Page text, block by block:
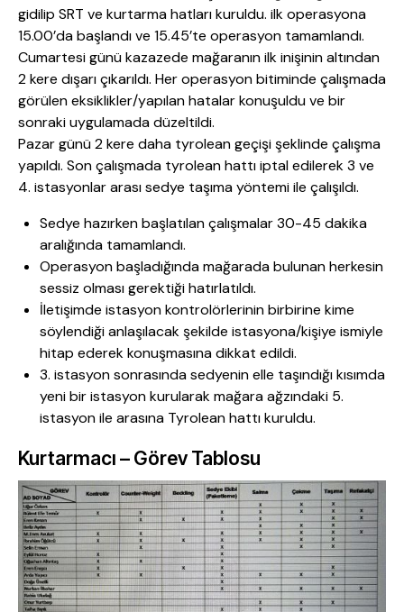
gidilip SRT ve kurtarma hatları kuruldu. ilk operasyona
15.00’da başlandı ve 15.45’te operasyon tamamlandı.
Cumartesi günü kazazede mağaranın ilk inişinin altından
2 kere dışarı çıkarıldı. Her operasyon bitiminde çalışmada
görülen eksiklikler/yapılan hatalar konuşuldu ve bir
sonraki uygulamada düzeltildi.
Pazar günü 2 kere daha tyrolean geçişi şeklinde çalışma
yapıldı. Son çalışmada tyrolean hattı iptal edilerek 3 ve
4. istasyonlar arası sedye taşıma yöntemi ile çalışıldı.
Sedye hazırken başlatılan çalışmalar 30-45 dakika
aralığında tamamlandı.
Operasyon başladığında mağarada bulunan herkesin
sessiz olması gerektiği hatırlatıldı.
İletişimde istasyon kontrolörlerinin birbirine kime
söylendiği anlaşılacak şekilde istasyona/kişiye ismiyle
hitap ederek konuşmasına dikkat edildi.
3. istasyon sonrasında sedyenin elle taşındığı kısımda
yeni bir istasyon kurularak mağara ağzındaki 5.
istasyon ile arasına Tyrolean hattı kuruldu.
Kurtarmacı – Görev Tablosu